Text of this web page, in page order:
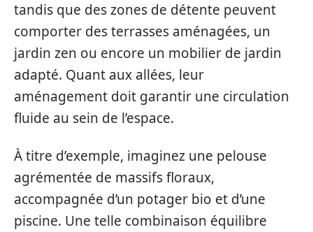
tandis que des zones de détente peuvent
comporter des terrasses aménagées, un
jardin zen ou encore un mobilier de jardin
adapté. Quant aux allées, leur
aménagement doit garantir une circulation
fluide au sein de l’espace.
À titre d’exemple, imaginez une pelouse
agrémentée de massifs floraux,
accompagnée d’un potager bio et d’une
piscine. Une telle combinaison équilibre